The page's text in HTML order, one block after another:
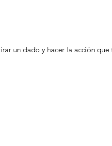
un dado y hacer la acción